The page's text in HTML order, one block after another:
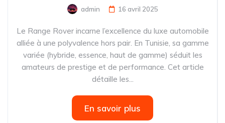
admin 16 avril 2025
Le Range Rover incarne l’excellence du luxe automobile
alliée à une polyvalence hors pair. En Tunisie, sa gamme
variée (hybride, essence, haut de gamme) séduit les
amateurs de prestige et de performance. Cet article
détaille les...
En savoir plus